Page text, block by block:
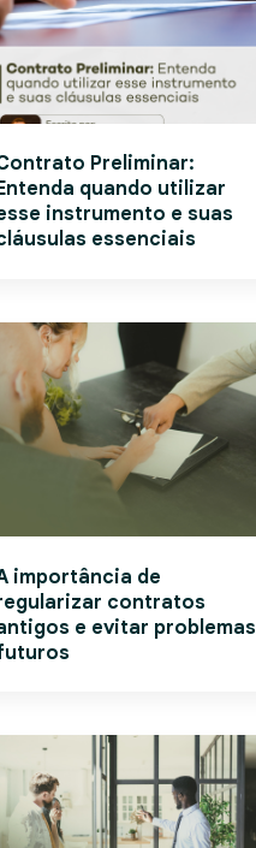
Preliminar:
quando utilizar
instrumento e suas
essenciais
importância de
contratos
e evitar problemas